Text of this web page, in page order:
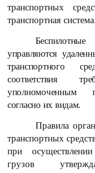
транспортных
транспортная
управляются
транспортного
соответствия
уполномоченным
согласно их видам.
Правила
транспортных
при
грузов